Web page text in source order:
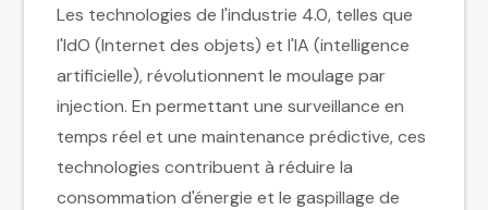
Les technologies de l'industrie 4.0, telles que
l'IdO (Internet des objets) et l'IA (intelligence
artificielle), révolutionnent le moulage par
injection. En permettant une surveillance en
temps réel et une maintenance prédictive, ces
technologies contribuent à réduire la
consommation d'énergie et le gaspillage de